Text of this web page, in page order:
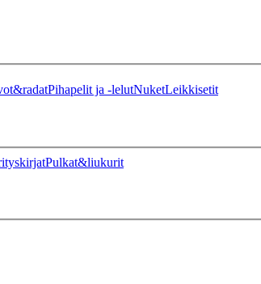
Pihapelit ja -lelutNuketLeikkisetit
Pulkat&liukurit